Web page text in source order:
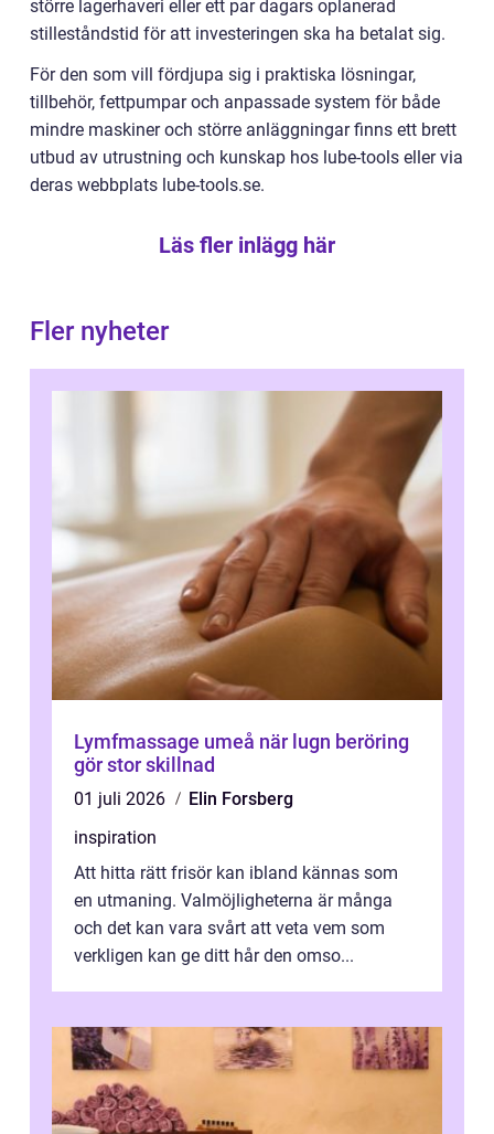
större lagerhaveri eller ett par dagars oplanerad
stilleståndstid för att investeringen ska ha betalat sig.
För den som vill fördjupa sig i praktiska lösningar,
tillbehör, fettpumpar och anpassade system för både
mindre maskiner och större anläggningar finns ett brett
utbud av utrustning och kunskap hos lube-tools eller via
deras webbplats lube-tools.se.
Läs fler inlägg här
Fler nyheter
Lymfmassage umeå när lugn beröring
gör stor skillnad
01 juli 2026
Elin Forsberg
inspiration
Att hitta rätt frisör kan ibland kännas som
en utmaning. Valmöjligheterna är många
och det kan vara svårt att veta vem som
verkligen kan ge ditt hår den omso...